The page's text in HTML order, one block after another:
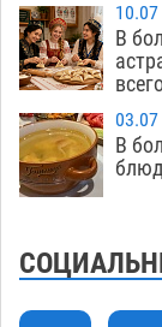
09:00
Лидеры
Завтра
10.07
В
03.07
В